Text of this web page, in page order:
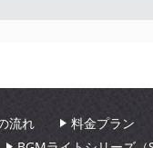
流れ 料金プラン